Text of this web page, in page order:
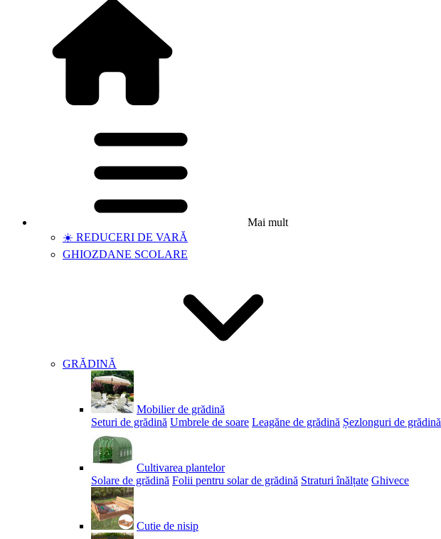
Mai mult
☀️ REDUCERI DE VARĂ
GHIOZDANE SCOLARE
GRĂDINĂ
Mobilier de grădină
Seturi de grădină Umbrele de soare Leagăne de grădină Șezlonguri de grădină
Cultivarea plantelor
Solare de grădină Folii pentru solar de grădină Straturi înălțate Ghivece
Cutie de nisip